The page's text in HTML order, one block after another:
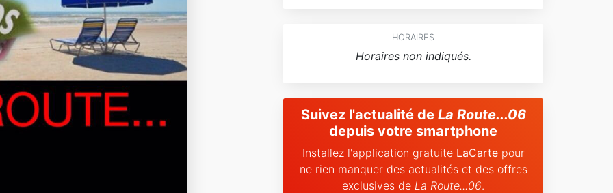
HORAIRES
Horaires non indiqués.
Suivez l'actualité de La Route...06
depuis votre smartphone
Installez l'application gratuite LaCartepour
ne rien manquer des actualités et des offres
exclusives de La Route...06.